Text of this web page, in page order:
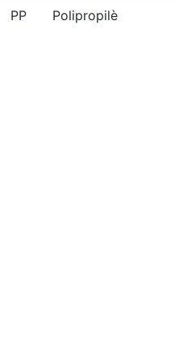
PP Polipropilè